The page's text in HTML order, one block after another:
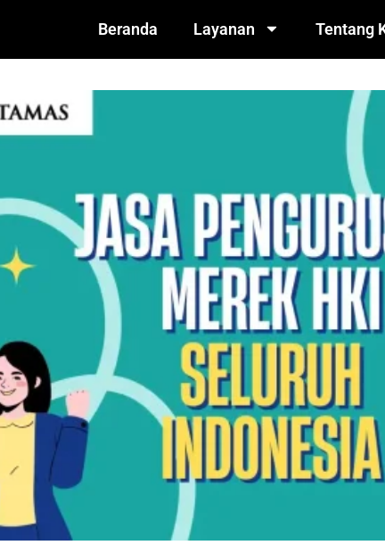
Beranda Layanan Tentang